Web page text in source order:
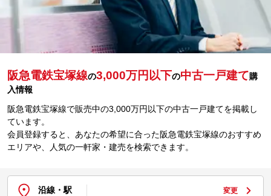
阪急電鉄宝塚線の3,000万円以下の中古一戸建て購
入情報
阪急電鉄宝塚線で販売中の3,000万円以下の中古一戸建てを掲載し
ています。
会員登録すると、あなたの希望に合った阪急電鉄宝塚線のおすすめ
エリアや、人気の一軒家・建売を検索できます。
沿線・駅 変更